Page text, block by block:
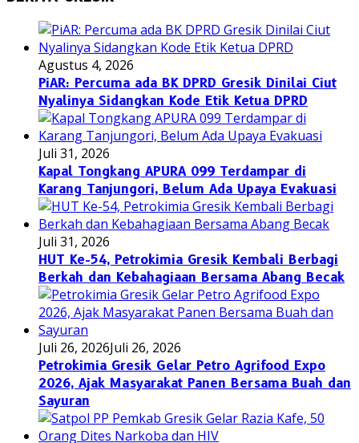
Agustus 4, 2026
PiAR: Percuma ada BK DPRD Gresik Dinilai Ciut
Nyalinya Sidangkan Kode Etik Ketua DPRD
Juli 31, 2026
Kapal Tongkang APURA 099 Terdampar di
Karang Tanjungori, Belum Ada Upaya Evakuasi
Juli 31, 2026
HUT Ke-54, Petrokimia Gresik Kembali Berbagi
Berkah dan Kebahagiaan Bersama Abang Becak
Juli 26, 2026Juli 26, 2026
Petrokimia Gresik Gelar Petro Agrifood Expo
2026, Ajak Masyarakat Panen Bersama Buah dan
Sayuran